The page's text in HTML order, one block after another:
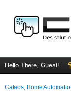
Hello There, Guest!
Calaos, Home